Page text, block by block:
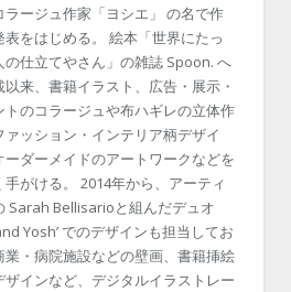
ラージュ作家「ヨシエ」 の名で作
表をはじめる。 絵本「世界にたっ
の仕立てやさん」の雑誌 Spoon. へ
以来、書籍イラスト、広告・展示・
トのコラージュや布ハギレの立体作
ァッション・インテリア柄デザイ
ーダーメイドのアートワークなどを
手がける。 2014年から、アーティ
Sarah Bellisarioと組んだデュオ
Yosh’ でのデザインも担当してお
業・病院施設などの壁画、書籍挿絵
ザインなど、デジタルイラストレー